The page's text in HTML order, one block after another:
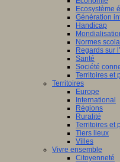
Ecosystème
Génération
Handicap
Normes
Regards sur
Santé
Société
Territoires et
Territoires
Europe
International
Régions
Ruralité
Territoires et
Tiers lieux
Villes
Vivre ensemble
Citoyenneté